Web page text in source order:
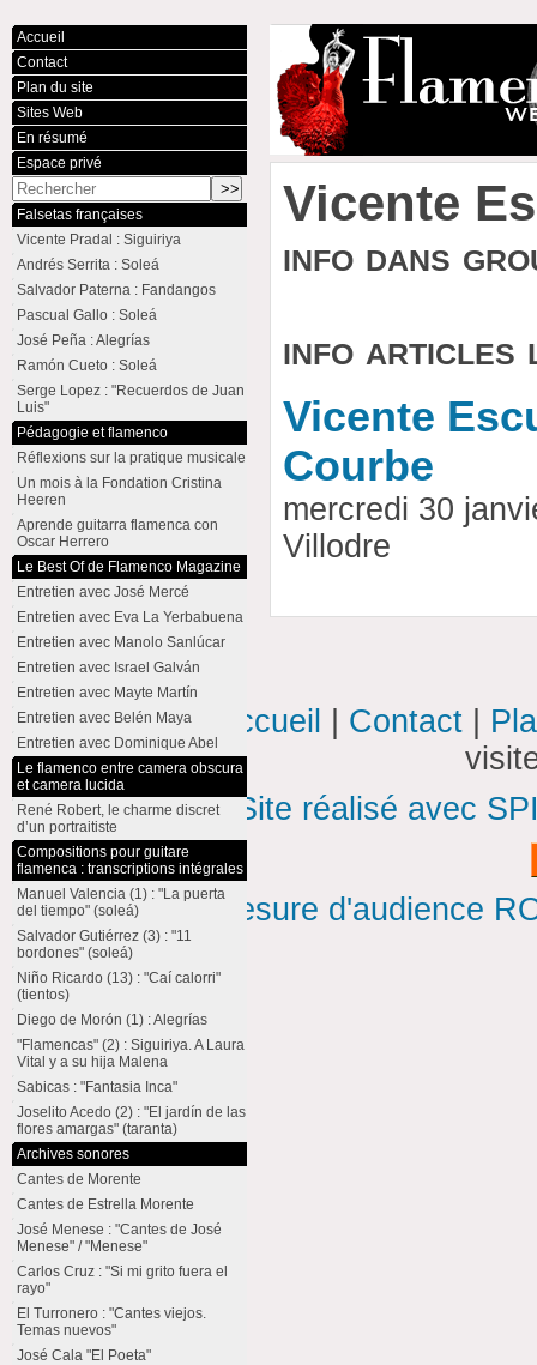
Vicente
info dans
info articles
Vicente
Courbe
mercredi 30
Villodre
Accueil
Contact
Plan du site
Sites Web
En résumé
Espace privé
Falsetas françaises
Vicente Pradal : Siguiriya
Andrés Serrita : Soleá
Salvador Paterna : Fandangos
Pascual Gallo : Soleá
José Peña : Alegrías
Ramón Cueto : Soleá
Serge Lopez : "Recuerdos de Juan
Luis"
Pédagogie et flamenco
Réflexions sur la pratique musicale
Un mois à la Fondation Cristina
Heeren
Aprende guitarra flamenca con
Oscar Herrero
Le Best Of de Flamenco Magazine
Entretien avec José Mercé
Entretien avec Eva La Yerbabuena
Entretien avec Manolo Sanlúcar
Entretien avec Israel Galván
Entretien avec Mayte Martín
Entretien avec Belén Maya
Entretien avec Dominique Abel
Le flamenco entre camera obscura
et camera lucida
René Robert, le charme discret
d’un portraitiste
Compositions pour guitare
flamenca : transcriptions intégrales
Manuel Valencia (1) : "La puerta
del tiempo" (soleá)
Salvador Gutiérrez (3) : "11
bordones" (soleá)
Niño Ricardo (13) : "Caí calorri"
(tientos)
Diego de Morón (1) : Alegrías
"Flamencas" (2) : Siguiriya. A Laura
Vital y a su hija Malena
Sabicas : "Fantasia Inca"
Joselito Acedo (2) : "El jardín de las
flores amargas" (taranta)
Archives sonores
Cantes de Morente
Cantes de Estrella Morente
José Menese : "Cantes de José
Menese" / "Menese"
Carlos Cruz : "Si mi grito fuera el
rayo"
El Turronero : "Cantes viejos.
Temas nuevos"
José Cala "El Poeta"
Accueil Contact
Site réalisé avec
Mesure d'audience